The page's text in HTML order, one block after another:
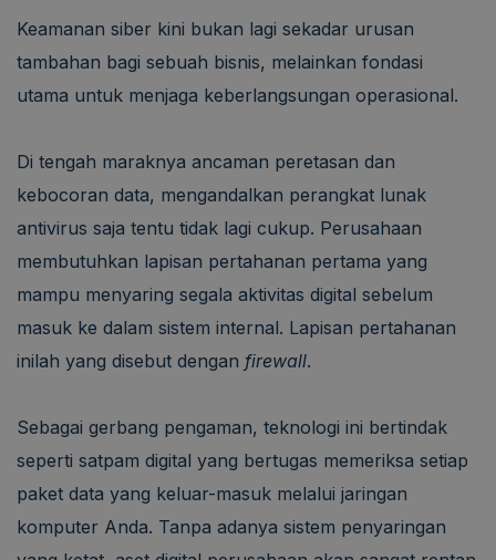
Keamanan siber kini bukan lagi sekadar urusan
tambahan bagi sebuah bisnis, melainkan fondasi
utama untuk menjaga keberlangsungan operasional.
Di tengah maraknya ancaman peretasan dan
kebocoran data, mengandalkan perangkat lunak
antivirus saja tentu tidak lagi cukup. Perusahaan
membutuhkan lapisan pertahanan pertama yang
mampu menyaring segala aktivitas digital sebelum
masuk ke dalam sistem internal. Lapisan pertahanan
inilah yang disebut dengan firewall.
Sebagai gerbang pengaman, teknologi ini bertindak
seperti satpam digital yang bertugas memeriksa setiap
paket data yang keluar-masuk melalui jaringan
komputer Anda. Tanpa adanya sistem penyaringan